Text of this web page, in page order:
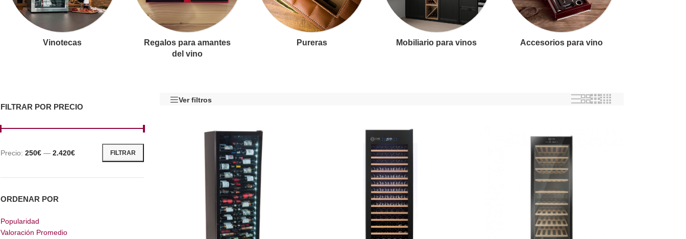
Vinotecas
Regalos para amantes
del vino
Pureras Mobiliario para vinos Accesorios para vino
FILTRAR POR PRECIO
FILTRAR
Precio: 250€— 2.420€
ORDENAR POR
Popularidad
Valoración Promedio
Ver filtros